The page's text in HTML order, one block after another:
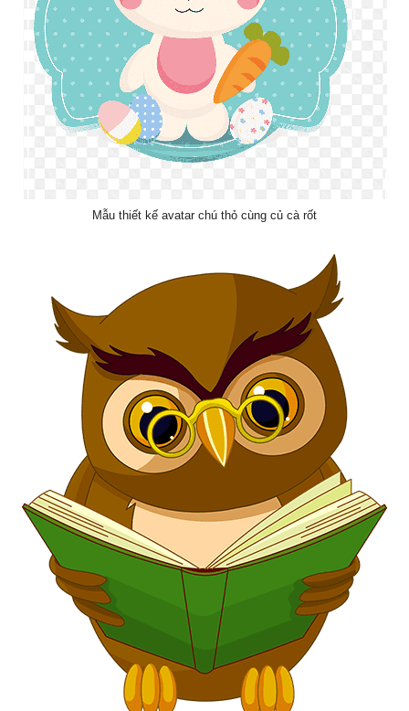
Mẫu thiết kế avatar chú thỏ cùng củ cà rốt